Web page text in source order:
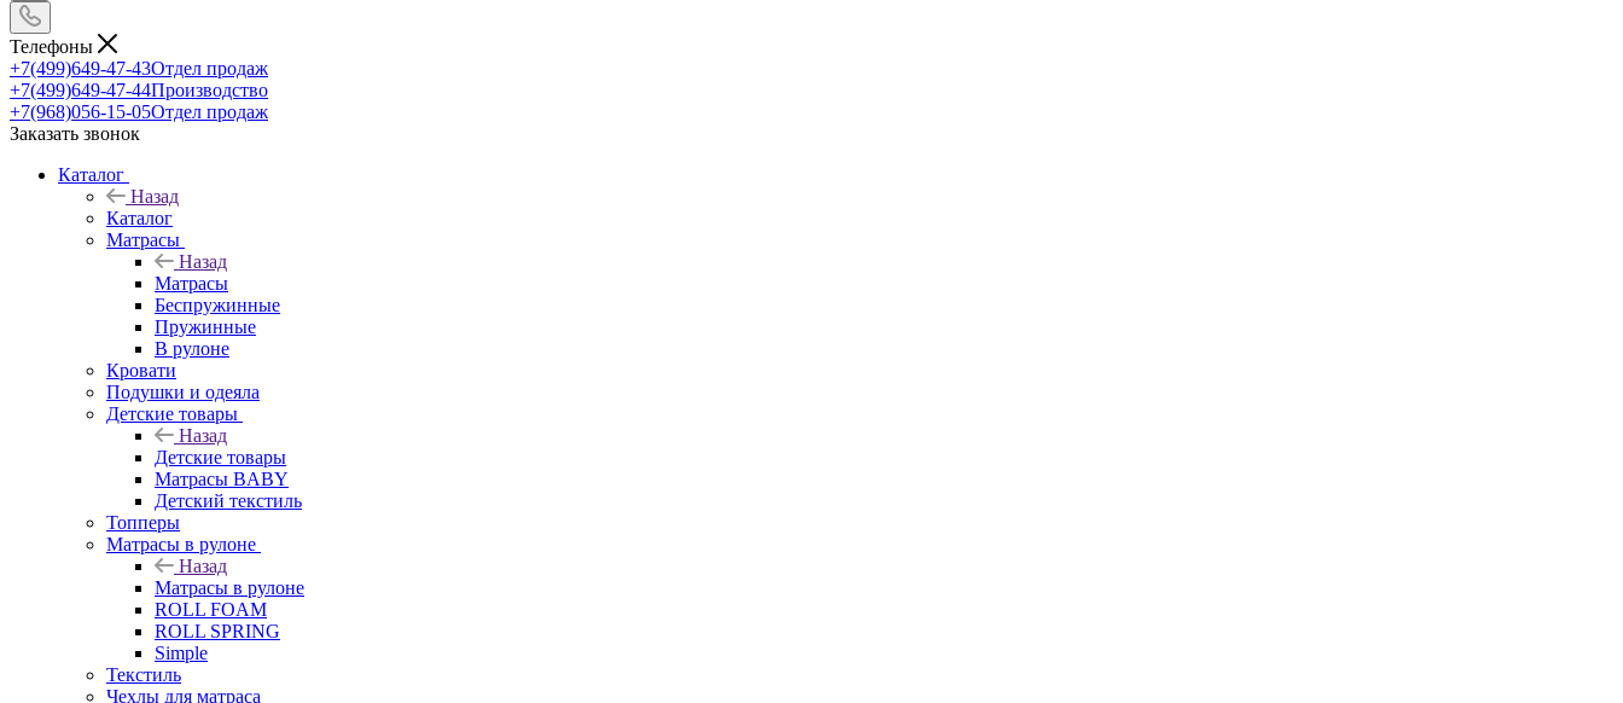
Телефоны
+7(499)649-47-43Отдел продаж
+7(499)649-47-44Производство
+7(968)056-15-05Отдел продаж
Заказать звонок
Каталог
Назад
Каталог
Матрасы
Назад
Матрасы
Беспружинные
Пружинные
В рулоне
Кровати
Подушки и одеяла
Детские товары
Назад
Детские товары
Матрасы BABY
Детский текстиль
Топперы
Матрасы в рулоне
Назад
Матрасы в рулоне
ROLL FOAM
ROLL SPRING
Simple
Текстиль
Чехлы для матраса